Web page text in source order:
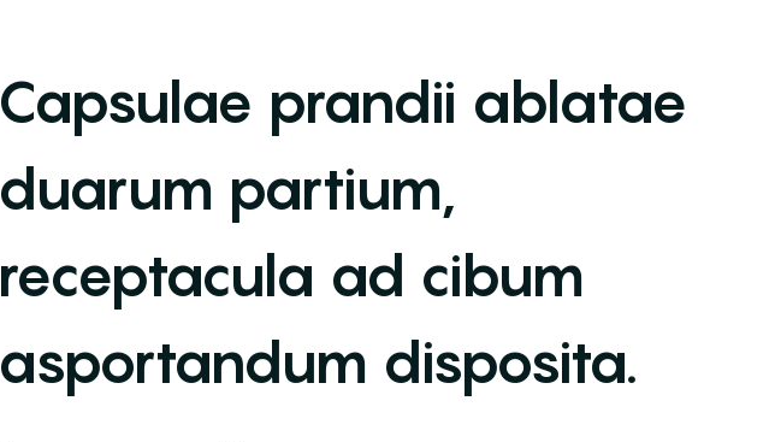
Capsulae prandii ablatae
duarum partium,
receptacula ad cibum
asportandum disposita.